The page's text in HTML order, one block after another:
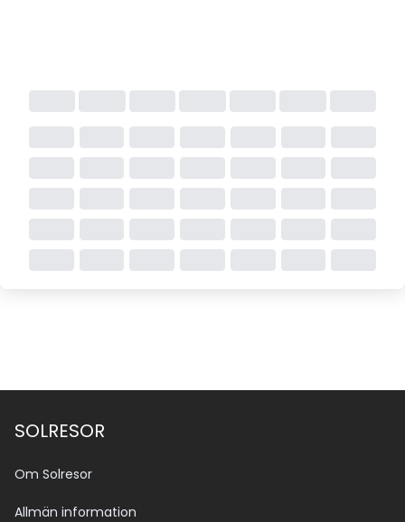
SOLRESOR
Om Solresor
Allmän information